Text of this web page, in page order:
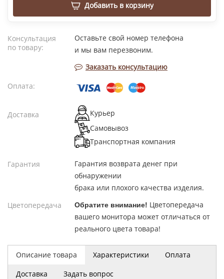
Добавить в корзину
Описание товара Характеристики
Оплата
Доставка
Задать вопрос
Консультация
по товару:
Оставьте свой номер телефона
и мы вам перезвоним.
Заказать консультацию
Оплата:
Доставка
Курьер
Самовывоз
Транспортная компания
Гарантия
Гарантия возврата денег при
обнаружении
брака или плохого качества изделия.
Цветопередача
Обратите внимание! Цветопередача
вашего монитора может отличаться от
реального цвета товара!